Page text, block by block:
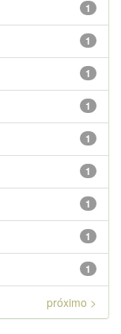
1
1
1
1
1
1
1
1
1
próximo >